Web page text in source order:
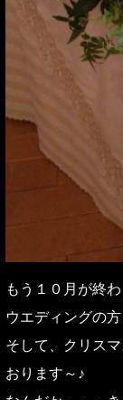
もう１０月が終
ウエディングの
そして、クリス
おります～♪